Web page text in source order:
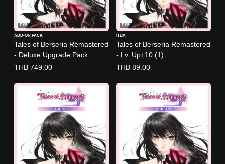
Tales of Berseria Remastered
- Deluxe Upgrade Pack
(Simplified Chinese, English,
Traditional Chinese)
PS5
ADD-ON PACK
THB 749.00
Tales of Berseria Remastered
- Lv. Up+10 (1)
(English/Japanese Ver.)
PS5
ITEM
THB 89.00